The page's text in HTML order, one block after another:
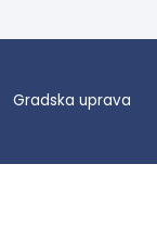
Gradska uprava